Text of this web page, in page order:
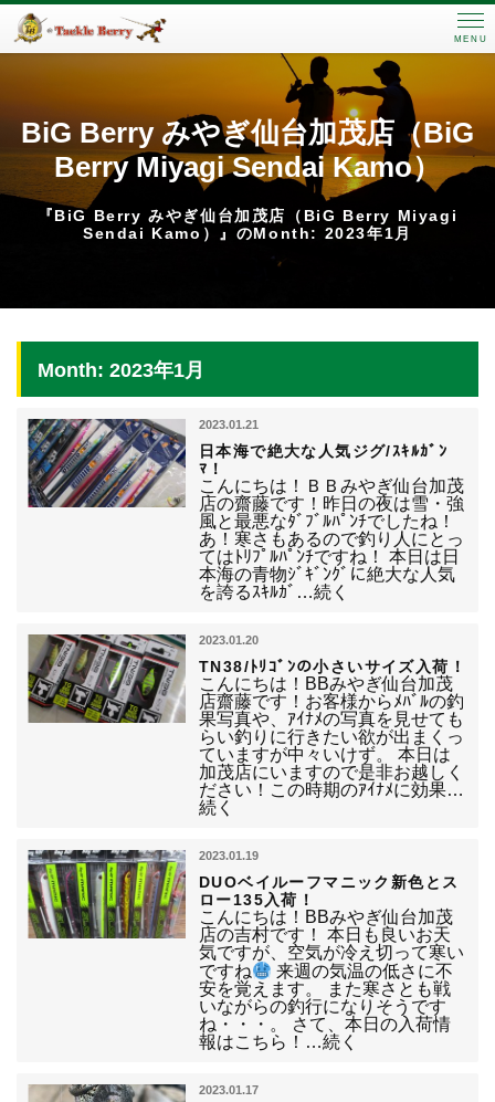
MENU
BiG Berry みやぎ仙台加茂店（BiG
Berry Miyagi Sendai Kamo）
『BiG Berry みやぎ仙台加茂店（BiG Berry Miyagi
Sendai Kamo）』のMonth: 2023年1月
Month: 2023年1月
2023.01.21
日本海で絶大な人気ジグ/ｽｷﾙｶﾞﾝ
ﾏ！
こんにちは！ＢＢみやぎ仙台加茂
店の齋藤です！昨日の夜は雪・強
風と最悪なﾀﾞﾌﾞﾙﾊﾟﾝﾁでしたね！
あ！寒さもあるので釣り人にとっ
てはﾄﾘﾌﾟﾙﾊﾟﾝﾁですね！ 本日は日
本海の青物ｼﾞｷﾞﾝｸﾞに絶大な人気
を誇るｽｷﾙｶﾞ…続く
2023.01.20
TN38/ﾄﾘｺﾞﾝの小さいサイズ入荷！
こんにちは！BBみやぎ仙台加茂
店齋藤です！お客様からﾒﾊﾞﾙの釣
果写真や、ｱｲﾅﾒの写真を見せても
らい釣りに行きたい欲が出まくっ
ていますが中々いけず。 本日は
加茂店にいますので是非お越しく
ださい！この時期のｱｲﾅﾒに効果…
続く
2023.01.19
DUOベイルーフマニック新色とス
ロー135入荷！
こんにちは！BBみやぎ仙台加茂
店の吉村です！ 本日も良いお天
気ですが、空気が冷え切って寒い
ですね
来週の気温の低さに不
安を覚えます。 また寒さとも戦
いながらの釣行になりそうです
ね・・・。 さて、本日の入荷情
報はこちら！…続く
2023.01.17